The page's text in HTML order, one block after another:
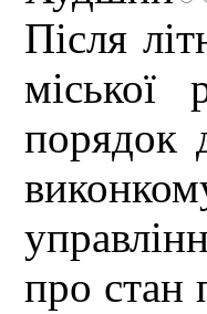
Після
порядок
про стан